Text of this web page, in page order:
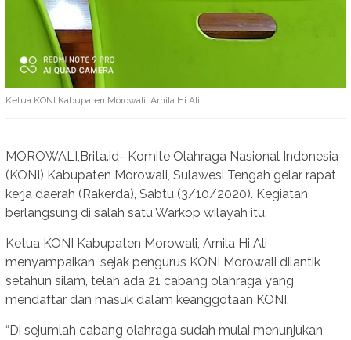
Ketua KONI Kabupaten Morowali, Arnila Hi Ali
MOROWALI,Brita.id- Komite Olahraga Nasional Indonesia
(KONI) Kabupaten Morowali, Sulawesi Tengah gelar rapat
kerja daerah (Rakerda), Sabtu (3/10/2020). Kegiatan
berlangsung di salah satu Warkop wilayah itu.
Ketua KONI Kabupaten Morowali, Arnila Hi Ali
menyampaikan, sejak pengurus KONI Morowali dilantik
setahun silam, telah ada 21 cabang olahraga yang
mendaftar dan masuk dalam keanggotaan KONI.
“Di sejumlah cabang olahraga sudah mulai menunjukan